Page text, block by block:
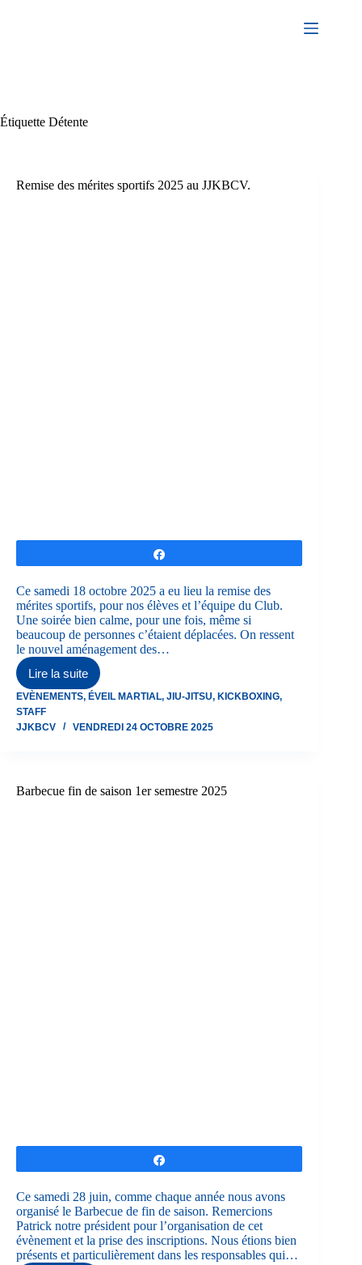
Étiquette Détente
Remise des mérites sportifs 2025 au JJKBCV.
Ce samedi 18 octobre 2025 a eu lieu la remise des
mérites sportifs, pour nos élèves et l’équipe du Club.
Une soirée bien calme, pour une fois, même si
beaucoup de personnes c’étaient déplacées. On ressent
le nouvel aménagement des…
Lire la suite
Remise
des
sportifs
2025
EVÈNEMENTS, ÉVEIL MARTIAL, JIU-JITSU, KICKBOXING,
STAFF
JJKBCV
VENDREDI 24 OCTOBRE 2025
Barbecue fin de saison 1er semestre 2025
Ce samedi 28 juin, comme chaque année nous avons
organisé le Barbecue de fin de saison. Remercions
Patrick notre président pour l’organisation de cet
évènement et la prise des inscriptions. Nous étions bien
présents et particulièrement dans les responsables qui…